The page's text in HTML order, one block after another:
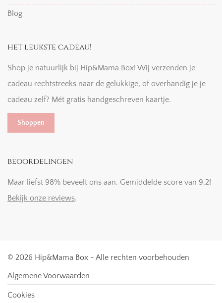
Blog
het leukste cadeau!
Shop je natuurlijk bij Hip&Mama Box! Wij verzenden je
cadeau rechtstreeks naar de gelukkige, of overhandig je je
cadeau zelf? Mét gratis handgeschreven kaartje.
Shoppen
beoordelingen
Maar liefst 98% beveelt ons aan. Gemiddelde score van 9.2!
Bekijk onze reviews.
© 2026 Hip&Mama Box - Alle rechten voorbehouden
Algemene Voorwaarden
Cookies